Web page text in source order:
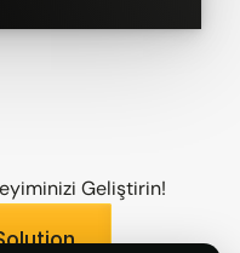
Geliştirin!